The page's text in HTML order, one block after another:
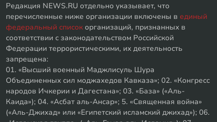
Редакция NEWS.RU отдельно указывает, что
перечисленные ниже организации включены в единый
федеральный список организаций, признанных в
соответствии с законодательством Российской
Федерации террористическими, их деятельность
запрещена:
01. «Высший военный Маджлисуль Шура
Объединенных сил моджахедов Кавказа»; 02. «Конгресс
народов Ичкерии и Дагестана»; 03. «База» («Аль-
Каида»); 04. «Асбат аль-Ансар»; 5. «Священная война»
(«Аль-Джихад» или «Египетский исламский джихад»); 06.